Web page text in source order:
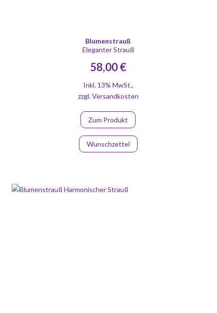
Blumenstrauß
Eleganter Strauß
58,00 €
Inkl. 13% MwSt.,
zzgl.Versandkosten
Zum Produkt
Wunschzettel